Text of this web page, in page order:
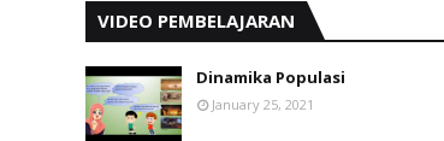
VIDEO PEMBELAJARAN
Dinamika Populasi
January 25, 2021